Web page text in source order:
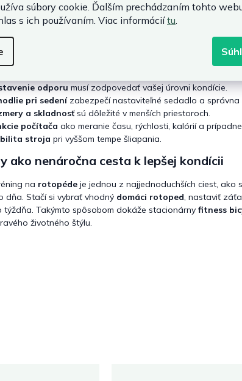
súbory cookie. Ďalším prechádzaním tohto
s ich používaním. Viac informáciítu.
programu zaradiť aj dynamickejší pohyb, vhodné sú
k kĺbom. Skvelým doplnkom je ajcvičenie na
zamerať pri výbere rotopédu
odporumusí zodpovedať vašej úrovni kondície.
pri sedenízabezpečí nastaviteľné sedadlo a správna
a skladnosť sú dôležité v menších priestoroch.
počítača ako meranie času, rýchlosti, kalórií a
stroja pri vyššom tempe šliapania.
ako nenáročna cesta k lepšej kondícii
na rotopéde je jednou z najjednoduchších ciest, ako
dňa. Stačí si vybrať vhodný domáci rotoped, nastaviť
týždňa. Takýmto spôsobom dokáže stacionárny fitness
životného štýlu.